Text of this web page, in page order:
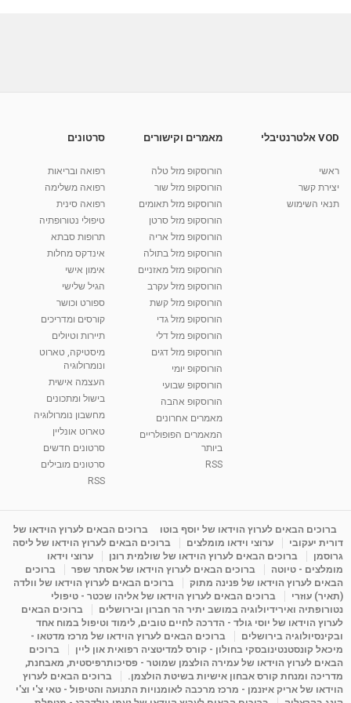
VOD אלטרנטיבלי
ראשי
יצירת קשר
תנאי השימוש
מאמרים וקישורים
הורוסקופ מזל טלה
הורוסקופ מזל שור
הורוסקופ מזל תאומים
הורוסקופ מזל סרטן
הורוסקופ מזל אריה
הורוסקופ מזל בתולה
הורוסקופ מזל מאזניים
הורוסקופ מזל עקרב
הורוסקופ מזל קשת
הורוסקופ מזל גדי
הורוסקופ מזל דלי
הורוסקופ מזל דגים
הורוסקופ יומי
הורוסקופ שבועי
הורוסקופ אהבה
מאמרים אחרונים
המאמרים הפופולריים
ביותר
RSS
סרטונים
רפואה ובריאות
רפואה משלימה
רפואה סינית
טיפולי נטורופתיה
תרופות סבתא
אינדקס מחלות
אימון אישי
הגיל שלישי
ספורט וכושר
קורסים ומדריכים
תיירות וטיולים
מיסטיקה, טארוט
ונומרולוגיה
העצמה אישית
בישול ומתכונים
מחשבון נומרולוגיה
טארוט אונליין
סרטונים חדשים
סרטונים מובילים
RSS
ברוכים הבאים לערוץ הוידאו של יוסף בוטו
ברוכים הבאים לערוץ הוידאו של
דורית יעקובי
ערוצי וידאו מומלצים
ברוכים הבאים לערוץ הוידאו של ליסה
גרוסמן
ברוכים הבאים לערוץ הוידאו של שולמית רונן
ערוצי וידאו
מומלצים - טיוטה
ברוכים הבאים לערוץ הוידאו של אסתר שפר
ברוכים
הבאים לערוץ הוידאו של פנינה מתוק
ברוכים הבאים לערוץ הוידאו של וולדה
(תאיר) עוזרי
ברוכים הבאים לערוץ הוידאו של אליהו שכטר - טיפולי
נטורופתיה ואירידיולוגיה במושב יתיר הר חברון ובירושלים
ברוכים הבאים
לערוץ הוידאו של יוסי גולד - הדרכה לחיים טובים, לימוד וטיפול במוח אחד
ובקינסיולוגיה בירושלים
ברוכים הבאים לערוץ הוידאו של מרכז מדטאו -
מיכאל קונסטנטינובסקי בחולון - קורס למדיטציה רפואית און ליין
ברוכים
הבאים לערוץ הוידאו של עמירה הולצמן שמוטר - פסיכותרפיסטית, מאבחנת,
מדריכה ומנחת קורס אבחון אישיות בשיטת הולצמן.
ברוכים הבאים לערוץ
הוידאו של אריק איזנמן - מרכז מרכבה לאומנויות התנועה והטיפול - טאי צ'י וצ'י